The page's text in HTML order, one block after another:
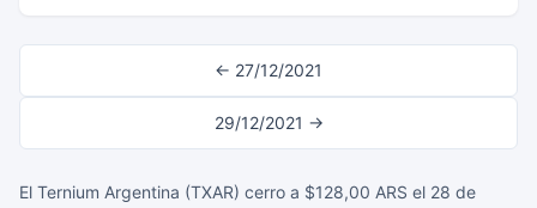
← 27/12/2021
29/12/2021 →
El Ternium Argentina (TXAR) cerro a $128,00 ARS el 28 de